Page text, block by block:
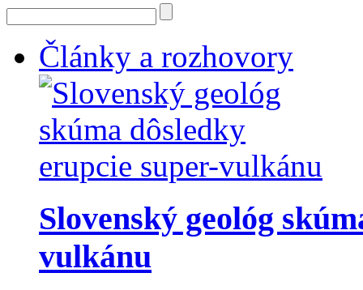
Články a rozhovory
Slovenský geológ
vulkánu